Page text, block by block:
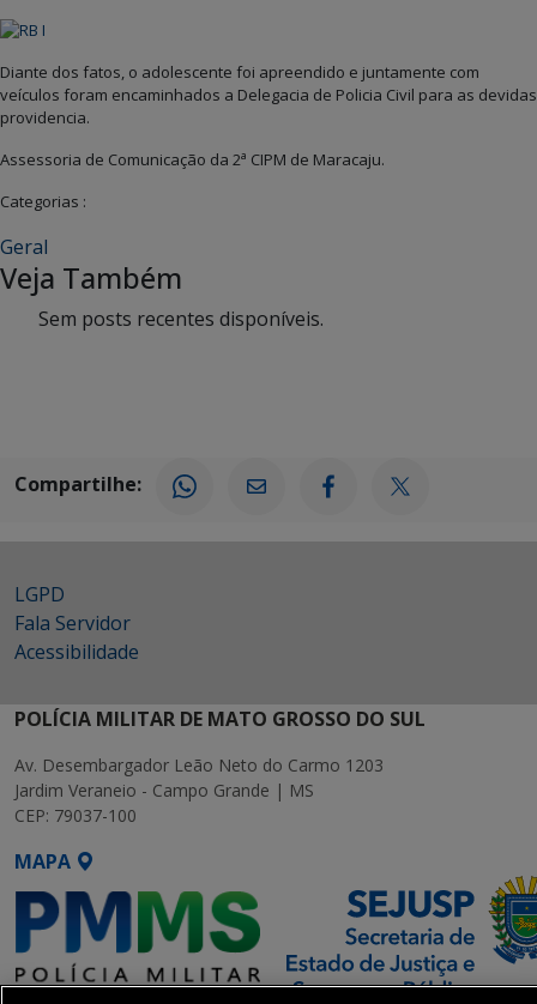
Diante dos fatos, o adolescente foi apreendido e juntamente com
veículos foram encaminhados a Delegacia de Policia Civil para as devidas
providencia.
Assessoria de Comunicação da 2a CIPM de Maracaju.
Categorias :
Geral
Veja Também
Sem posts recentes disponíveis.
Compartilhe:
LGPD
Fala Servidor
Acessibilidade
POLÍCIA MILITAR DE MATO GROSSO DO SUL
Av. Desembargador Leão Neto do Carmo 1203
Jardim Veraneio - Campo Grande | MS
CEP: 79037-100
MAPA